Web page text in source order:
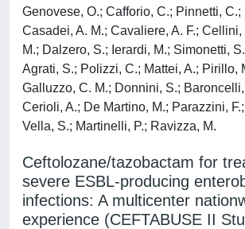
Genovese, O.; Cafforio, C.; Pinnetti, C.;
Casadei, A. M.; Cavaliere, A. F.; Cellini,
M.; Dalzero, S.; Ierardi, M.; Simonetti,
Agrati, S.; Polizzi, C.; Mattei, A.; Pirillo,
Galluzzo, C. M.; Donnini, S.;
Cerioli, A.; De Martino, M.; Parazzini,
Vella, S.; Martinelli, P.; Ravizza, M.
Ceftolozane/tazobactam for
severe ESBL-producing
infections: A multicenter
experience (CEFTABUSE II